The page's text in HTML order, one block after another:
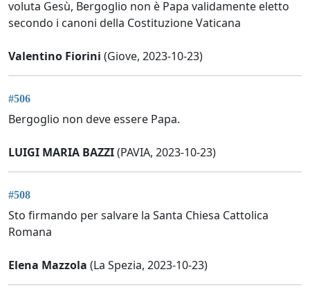
voluta Gesù, Bergoglio non è Papa validamente eletto
secondo i canoni della Costituzione Vaticana
Valentino Fiorini (Giove, 2023-10-23)
#506
Bergoglio non deve essere Papa.
LUIGI MARIA BAZZI(PAVIA, 2023-10-23)
#508
Sto firmando per salvare la Santa Chiesa Cattolica
Romana
Elena Mazzola (La Spezia, 2023-10-23)